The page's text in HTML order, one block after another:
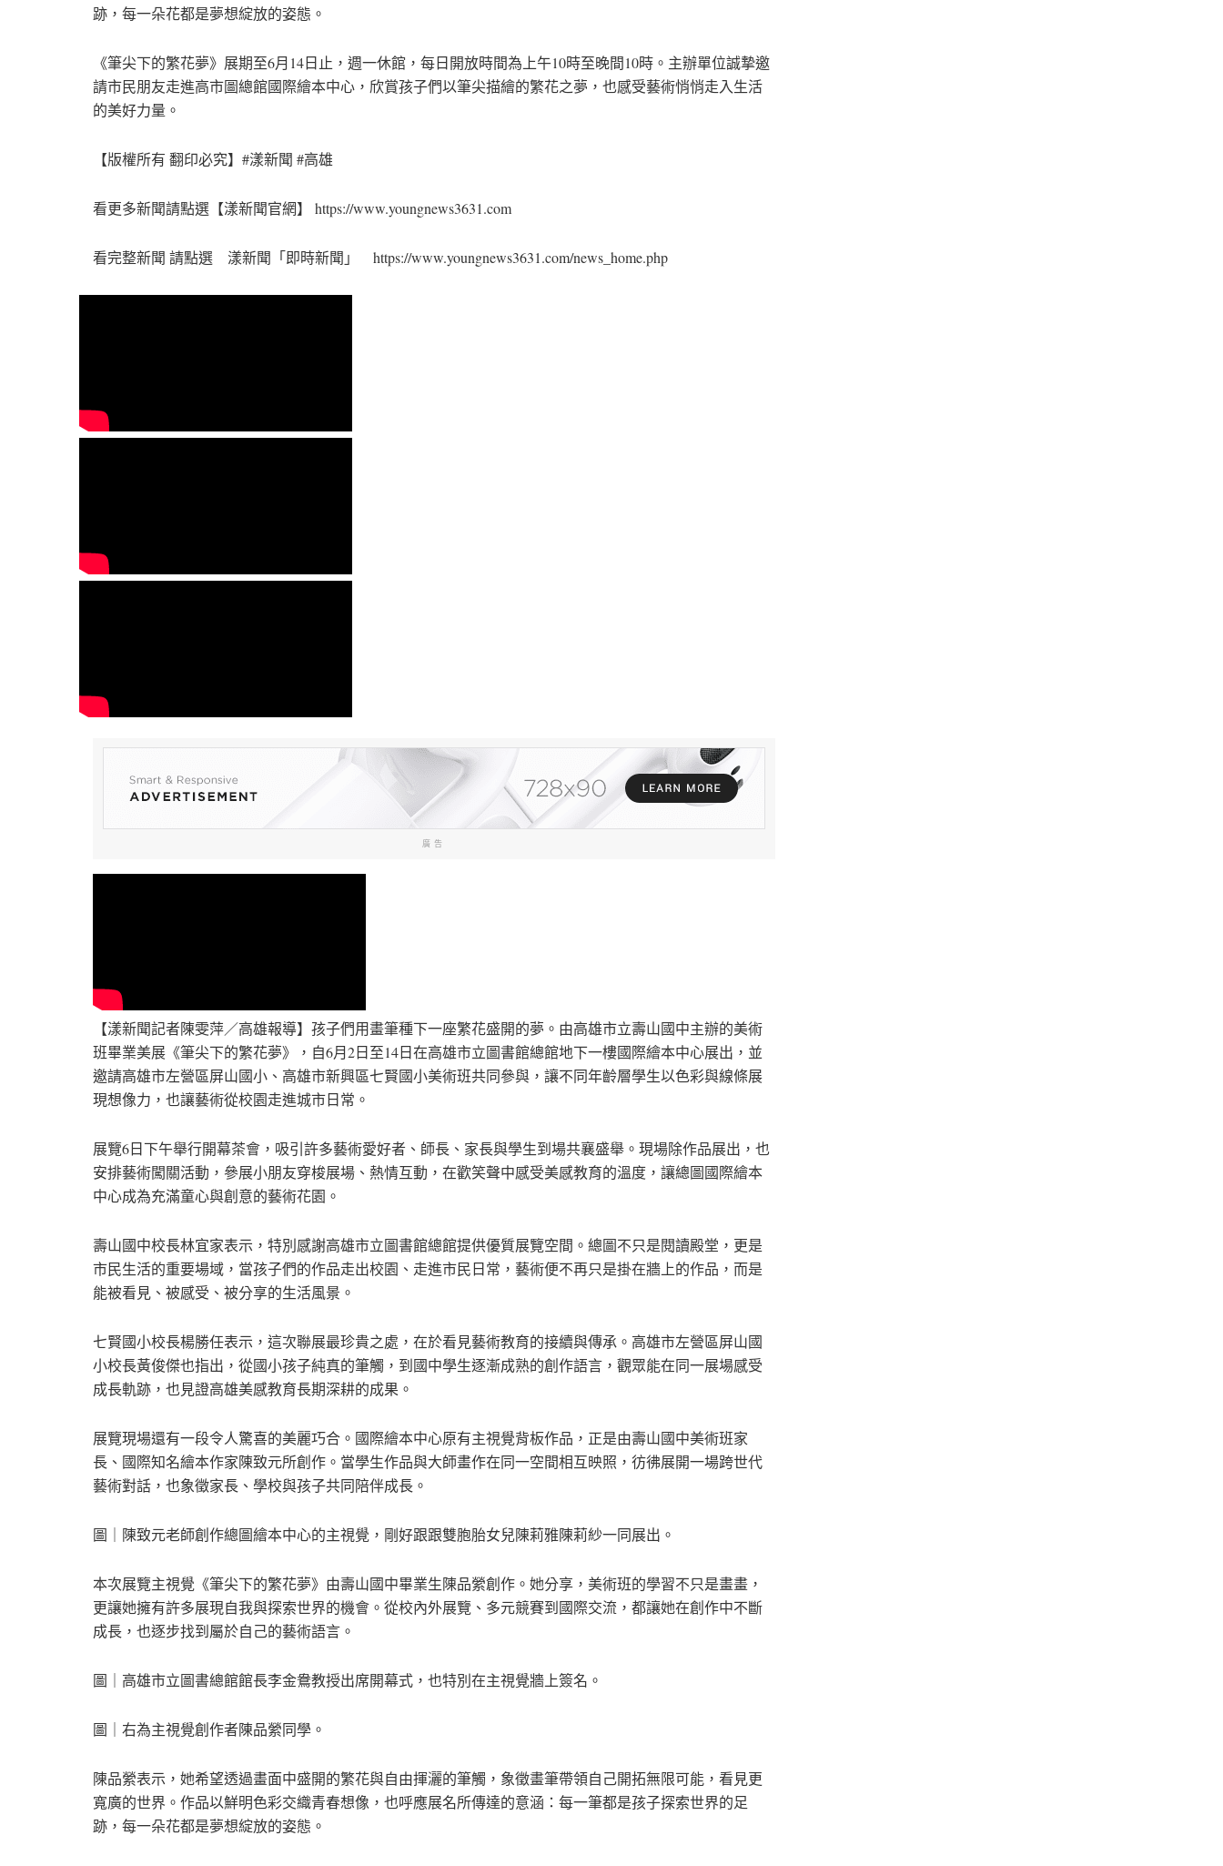
跡，每一朵花都是夢想綻放的姿態。
《筆尖下的繁花夢》展期至6月14日止，週一休館，每日開放時間為上午10時至晚間10時。主辦單位誠摯邀
請市民朋友走進高市圖總館國際繪本中心，欣賞孩子們以筆尖描繪的繁花之夢，也感受藝術悄悄走入生活
的美好力量。
【版權所有 翻印必究】#漾新聞 #高雄
看更多新聞請點選【漾新聞官網】 https://www.youngnews3631.com⁠
看完整新聞 請點選 漾新聞「即時新聞」 https://www.youngnews3631.com/news_home.php⁠
廣告
【漾新聞記者陳雯萍／高雄報導】孩子們用畫筆種下一座繁花盛開的夢。由高雄市立壽山國中主辦的美術
班畢業美展《筆尖下的繁花夢》，自6月2日至14日在高雄市立圖書館總館地下一樓國際繪本中心展出，並
邀請高雄市左營區屏山國小、高雄市新興區七賢國小美術班共同參與，讓不同年齡層學生以色彩與線條展
現想像力，也讓藝術從校園走進城市日常。
展覽6日下午舉行開幕茶會，吸引許多藝術愛好者、師長、家長與學生到場共襄盛舉。現場除作品展出，也
安排藝術闖關活動，參展小朋友穿梭展場、熱情互動，在歡笑聲中感受美感教育的溫度，讓總圖國際繪本
中心成為充滿童心與創意的藝術花園。
壽山國中校長林宜家表示，特別感謝高雄市立圖書館總館提供優質展覽空間。總圖不只是閱讀殿堂，更是
市民生活的重要場域，當孩子們的作品走出校園、走進市民日常，藝術便不再只是掛在牆上的作品，而是
能被看見、被感受、被分享的生活風景。
七賢國小校長楊勝任表示，這次聯展最珍貴之處，在於看見藝術教育的接續與傳承。高雄市左營區屏山國
小校長黃俊傑也指出，從國小孩子純真的筆觸，到國中學生逐漸成熟的創作語言，觀眾能在同一展場感受
成長軌跡，也見證高雄美感教育長期深耕的成果。
展覽現場還有一段令人驚喜的美麗巧合。國際繪本中心原有主視覺背板作品，正是由壽山國中美術班家
長、國際知名繪本作家陳致元所創作。當學生作品與大師畫作在同一空間相互映照，彷彿展開一場跨世代
藝術對話，也象徵家長、學校與孩子共同陪伴成長。
圖｜陳致元老師創作總圖繪本中心的主視覺，剛好跟跟雙胞胎女兒陳莉雅陳莉紗一同展出。
本次展覽主視覺《筆尖下的繁花夢》由壽山國中畢業生陳品縈創作。她分享，美術班的學習不只是畫畫，
更讓她擁有許多展現自我與探索世界的機會。從校內外展覽、多元競賽到國際交流，都讓她在創作中不斷
成長，也逐步找到屬於自己的藝術語言。
圖｜高雄市立圖書總館館長李金鴦教授出席開幕式，也特別在主視覺牆上簽名。
圖｜右為主視覺創作者陳品縈同學。
陳品縈表示，她希望透過畫面中盛開的繁花與自由揮灑的筆觸，象徵畫筆帶領自己開拓無限可能，看見更
寬廣的世界。作品以鮮明色彩交織青春想像，也呼應展名所傳達的意涵：每一筆都是孩子探索世界的足
跡，每一朵花都是夢想綻放的姿態。